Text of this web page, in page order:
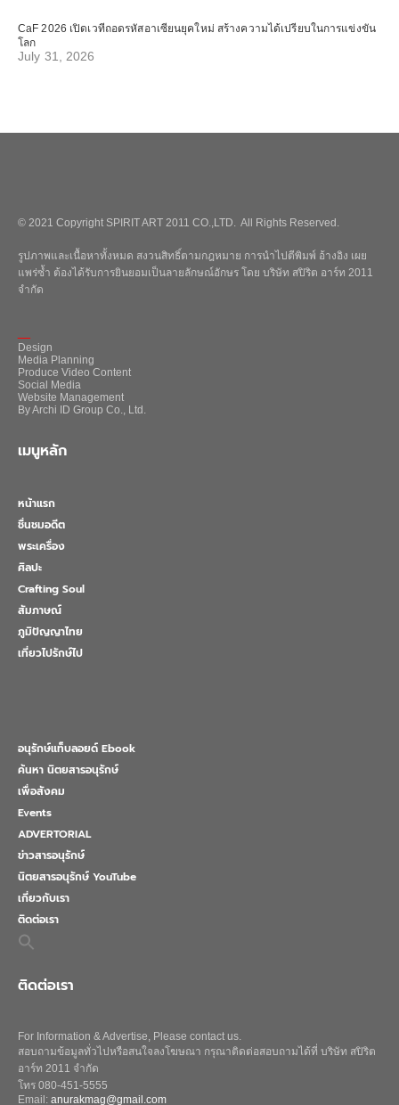
CaF 2026 เปิดเวทีถอดรหัสอาเซียนยุคใหม่ สร้างความได้เปรียบในการแข่งขัน
โลก
July 31, 2026
© 2021 Copyright SPIRIT ART 2011 CO.,LTD. All Rights Reserved.
รูปภาพและเนื้อหาทั้งหมด สงวนสิทธิ์ตามกฎหมาย การนำไปตีพิมพ์ อ้างอิง เผย
แพร่ซ้ำ ต้องได้รับการยินยอมเป็นลายลักษณ์อักษร โดย บริษัท สปิริต อาร์ท 2011
จำกัด
Design
Media Planning
Produce Video Content
Social Media
Website Management
By Archi ID Group Co., Ltd.
เมนูหลัก
หน้าแรก
ชื่นชมอดีต
พระเครื่อง
ศิลปะ
Crafting Soul
สัมภาษณ์
ภูมิปัญญาไทย
เที่ยวไปรักษ์ไป
อนุรักษ์แท็บลอยด์ Ebook
ค้นหา นิตยสารอนุรักษ์
เพื่อสังคม
Events
ADVERTORIAL
ข่าวสารอนุรักษ์
นิตยสารอนุรักษ์ YouTube
เกี่ยวกับเรา
ติดต่อเรา
Search
for:
ติดต่อเรา
For Information & Advertise, Please contact us.
สอบถามข้อมูลทั่วไปหรือสนใจลงโฆษณา กรุณาติดต่อสอบถามได้ที่ บริษัท สปิริต
อาร์ท 2011 จำกัด
โทร 080-451-5555
Email: anurakmag@gmail.com